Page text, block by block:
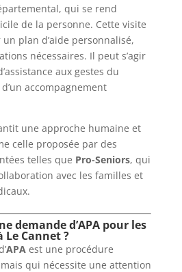
qui se rend
de la personne. Cette visite
plan d’aide personnalisé,
nécessaires. Il peut s’agir
aux gestes du
accompagnement
une approche humaine et
celle proposée par des
telles que Pro-Seniors, qui
avec les familles et
demande d’APA pour les
Le Cannet ?
APAest une procédure
qui nécessite une attention